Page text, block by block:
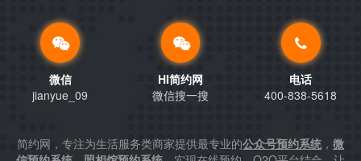
微信
jianyue_09
HI简约网
微信搜一搜
电话
400-838-5618
简约网，专注为生活服务类商家提供最专业的公众号预约系统 ， 微